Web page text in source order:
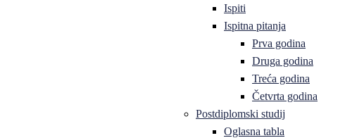
Ispiti
Ispitna pitanja
Prva godina
Druga godina
Treća godina
Četvrta godina
Postdiplomski studij
Oglasna tabla